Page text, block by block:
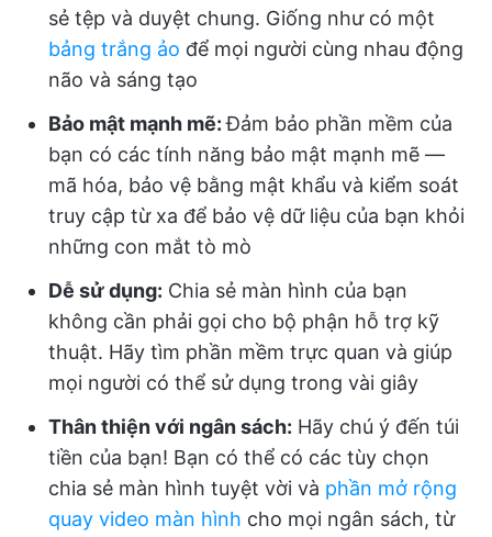
sẻ tệp và duyệt chung. Giống như có một
bảng trắng ảo để mọi người cùng nhau động
não và sáng tạo
Bảo mật mạnh mẽ:Đảm bảo phần mềm của
bạn có các tính năng bảo mật mạnh mẽ —
mã hóa, bảo vệ bằng mật khẩu và kiểm soát
truy cập từ xa để bảo vệ dữ liệu của bạn khỏi
những con mắt tò mò
Dễ sử dụng: Chia sẻ màn hình của bạn
không cần phải gọi cho bộ phận hỗ trợ kỹ
thuật. Hãy tìm phần mềm trực quan và giúp
mọi người có thể sử dụng trong vài giây
Thân thiện với ngân sách: Hãy chú ý đến túi
tiền của bạn! Bạn có thể có các tùy chọn
chia sẻ màn hình tuyệt vời và phần mở rộng
quay video màn hình cho mọi ngân sách, từ